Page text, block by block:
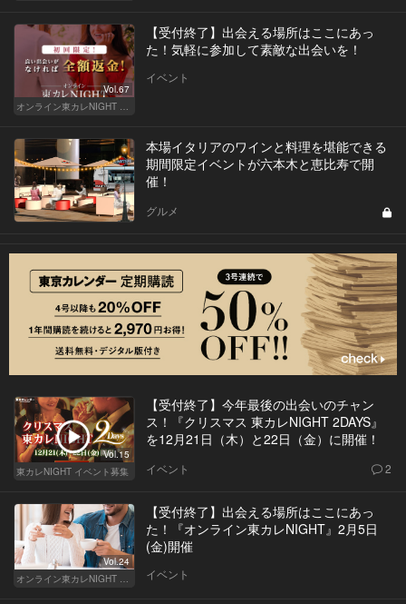
Vol.67
オンライン東カレNIGHT イベント募集
【受付終了】出会える場所はここにあっ
た！気軽に参加して素敵な出会いを！
イベント
本場イタリアのワインと料理を堪能できる
期間限定イベントが六本木と恵比寿で開
催！
グルメ
Vol.15
東カレNIGHT イベント募集
【受付終了】今年最後の出会いのチャン
ス！『クリスマス 東カレNIGHT 2DAYS』
を12月21日（木）と22日（金）に開催！
イベント 2
Vol.24
オンライン東カレNIGHT イベント募集
【受付終了】出会える場所はここにあっ
た！『オンライン東カレNIGHT』2月5日
(金)開催
イベント